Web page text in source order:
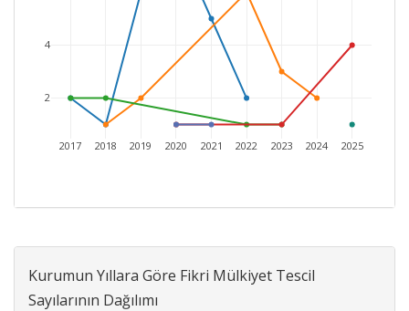
2017 2018 2019 2020 2021 2022 2023 2024 2025
2
4
Kurumun Yıllara Göre Fikri Mülkiyet Tescil
Sayılarının Dağılımı